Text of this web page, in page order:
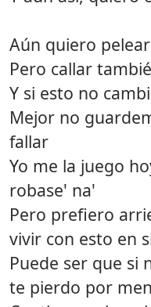
Aún quiero
Pero callar
Y si esto no
Mejor no
fallar
Yo me la juego
robase' na'
Pero prefiero
vivir con esto en
Puede ser que si
te pierdo por